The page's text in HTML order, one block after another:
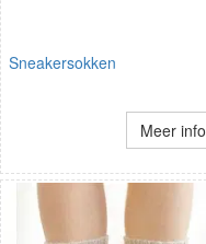
Sneakersokken
Meer info